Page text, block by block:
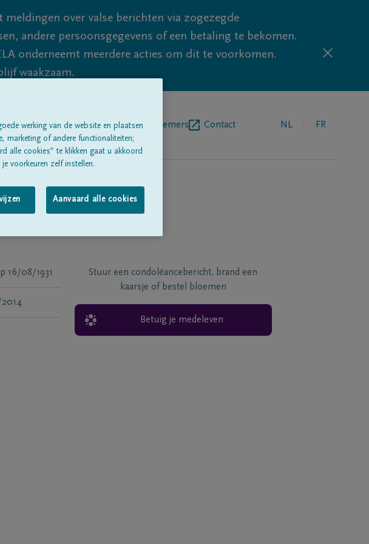
meldingen over valse berichten via zogezegde
andere persoonsgegevens of een betaling te bekomen.
onderneemt meerdere acties om dit te voorkomen.
waakzaam.
Over onsBegrafenisondernemers Contact NL FR
16/08/1931
Stuur een condoléancebericht, brand een
kaarsje of bestel bloemen
Betuig je medeleven
werking van de website en plaatsen
marketing of andere functionaliteiten;
alle cookies” te klikken gaat u akkoord
voorkeuren zelf instellen.
Aanvaard alle cookies